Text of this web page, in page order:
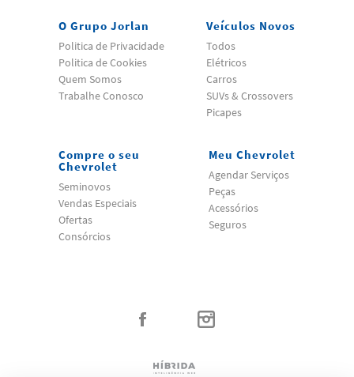
O Grupo Jorlan
Politica de Privacidade
Politica de Cookies
Quem Somos
Trabalhe Conosco
Veículos Novos
Todos
Elétricos
Carros
SUVs & Crossovers
Picapes
Compre o seu
Chevrolet
Seminovos
Vendas Especiais
Ofertas
Consórcios
Meu Chevrolet
Agendar Serviços
Peças
Acessórios
Seguros